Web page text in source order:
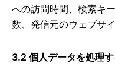
への訪問時間、検索キ
数、発信元のウェブサイ
3.2 個人データを処理